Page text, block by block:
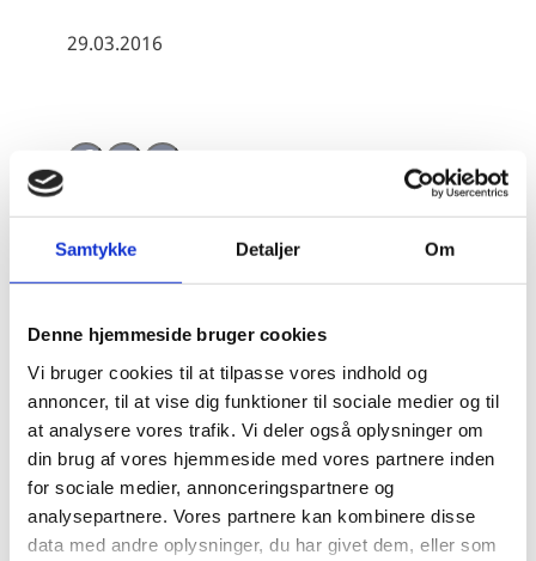
Samtykke Detaljer Om
Denne hjemmeside bruger cookies
Vi bruger cookies til at tilpasse vores indhold og
annoncer, til at vise dig funktioner til sociale medier og til
at analysere vores trafik. Vi deler også oplysninger om
din brug af vores hjemmeside med vores partnere inden
for sociale medier, annonceringspartnere og
analysepartnere. Vores partnere kan kombinere disse
data med andre oplysninger, du har givet dem, eller som
29.03.2016
sammenhængen mellem migration og udvikling, samt
gennemgår eksisterende viden om, hvordan diplomati
og udviklingsbistand samt humanitær bistand
påvirker migrations- og flygtningestrømme til Europa
og Danmark.
Rapporten gennemgår termer i migrationsdebatten
og præsenterer konklusioner fra eksisterende studier
om migration og udvikling. Endvidere beskriver